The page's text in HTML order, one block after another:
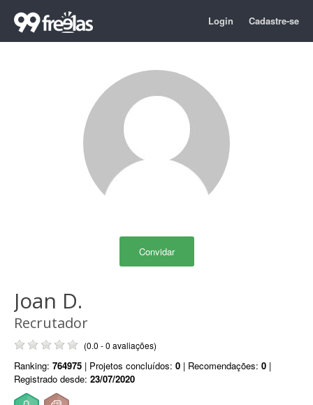
Login Cadastre-se
Convidar
Joan D.
Recrutador
(0.0 - 0 avaliações)
Ranking: 764975 | Projetos concluídos: 0 | Recomendações: 0 |
Registrado desde: 23/07/2020